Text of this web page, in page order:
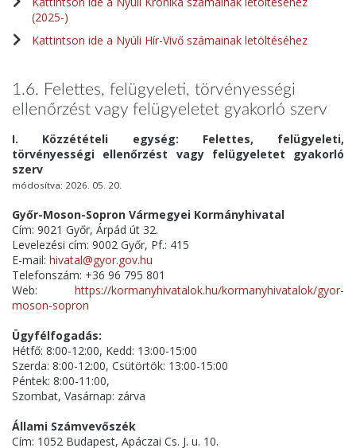
(2025-)
Kattintson ide a Nyúli Hír-Vivő számainak letöltéséhez
1.6. Felettes, felügyeleti, törvényességi
ellenőrzést vagy felügyeletet gyakorló szerv
I. Közzétételi egység: Felettes, felügyeleti,
törvényességi ellenőrzést vagy felügyeletet gyakorló
szerv
módosítva: 2026. 05. 20.
Győr-Moson-Sopron Vármegyei Kormányhivatal
Cím: 9021 Győr, Árpád út 32.
Levelezési cím: 9002 Győr, Pf.: 415
E-mail: hivatal@gyor.gov.hu
Telefonszám: +36 96 795 801
Web: https://kormanyhivatalok.hu/kormanyhivatalok/gyor-
moson-sopron
Ügyfélfogadás:
Hétfő: 8:00-12:00, Kedd: 13:00-15:00
Szerda: 8:00-12:00, Csütörtök: 13:00-15:00
Péntek: 8:00-11:00,
Szombat, Vasárnap: zárva
Állami Számvevőszék
Cím: 1052 Budapest, Apáczai Cs. J. u. 10.